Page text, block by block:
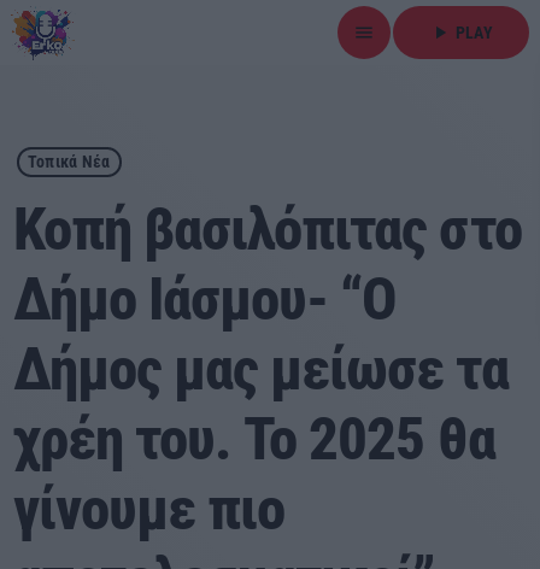
menu play_arrow PLAY
close
play_arrow ΕΡΚΟ
Αρχική
Εκπομπές
Ειδήσεις
Τοπικά Νέα
Αθλητικά
Τοπικά Νέα
Κοπή βασιλόπιτας στο
Δήμο Ιάσμου- “Ο
Δήμος μας μείωσε τα
χρέη του. Το 2025 θα
γίνουμε πιο